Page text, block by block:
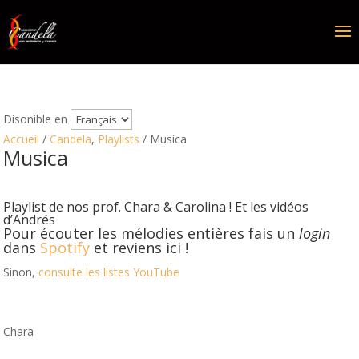
Disonible en
Accueil / Candela, Playlists / Musica
Musica
Playlist de nos prof. Chara & Carolina ! Et les vidéos
d’Andrés
Pour écouter les mélodies entières fais unlogin
dans Spotify et reviens ici !
Sinon, consulte les listes YouTube
Chara